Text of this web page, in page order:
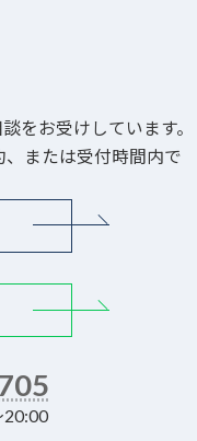
をお受けしています。
または受付時間内で
20:00